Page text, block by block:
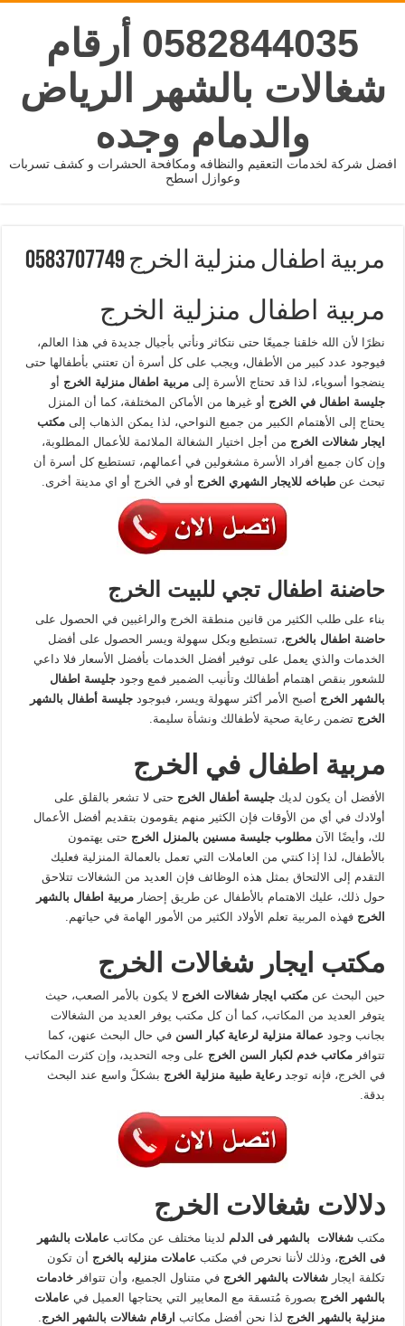
0582844035 أرقام
شغالات بالشهر الرياض
والدمام وجده
افضل شركة لخدمات التعقيم والنظافه ومكافحة الحشرات و كشف تسربات
وعوازل اسطح
مربية اطفال منزلية الخرج 0583707749
مربية اطفال منزلية الخرج
نظرًا لأن الله خلقنا جميعًا حتى نتكاثر ونأتي بأجيال جديدة في هذا العالم،
فيوجود عدد كبير من الأطفال، ويجب على كل أسرة أن تعتني بأطفالها حتى
ينضجوا أسوياء، لذا قد تحتاج الأسرة إلىمربية اطفال منزلية الخرج أو
جليسة اطفال في الخرج أو غيرها من الأماكن المختلفة، كما أن المنزل
يحتاج إلى الأهتمام الكبير من جميع النواحي، لذا يمكن الذهاب إلىمكتب
ايجار شغالات الخرج من أجل اختيار الشغالة الملائمة للأعمال المطلوبة،
وإن كان جميع أفراد الأسرة مشغولين في أعمالهم، تستطيع كل أسرة أن
تبحث عنطباخه للايجار الشهري الخرج أو في الخرج أو اي مدينة أخرى.
حاضنة اطفال تجي للبيت الخرج
بناء على طلب الكثير من قانين منطقة الخرج والراغبين في الحصول على
حاضنة اطفال بالخرج، تستطيع وبكل سهولة ويسر الحصول على أفضل
الخدمات والذي يعمل على توفير أفضل الخدمات بأفضل الأسعار فلا داعي
للشعور بنقص اهتمام أطفالك وتأنيب الضمير فمع وجودجليسة اطفال
بالشهر الخرج أصبح الأمر أكثر سهولة ويسر، فبوجودجليسة أطفال بالشهر
الخرجتضمن رعاية صحية لأطفالك ونشأة سليمة.
مربية اطفال في الخرج
الأفضل أن يكون لديكجليسة أطفال الخرج حتى لا تشعر بالقلق على
أولادك في أي من الأوقات فإن الكثير منهم يقومون بتقديم أفضل الأعمال
لك، وأيضًا الآنمطلوب جليسة مسنين بالمنزل الخرج حتى يهتمون
بالأطفال، لذا إذا كنتي من العاملات التي تعمل بالعمالة المنزلية فعليك
التقدم إلى الالتحاق بمثل هذه الوظائف فإن العديد من الشغالات تتلاحق
حول ذلك، عليك الاهتمام بالأطفال عن طريق إحضارمربية اطفال بالشهر
الخرج فهذه المربية تعلم الأولاد الكثير من الأمور الهامة في حياتهم.
مكتب ايجار شغالات الخرج
حين البحث عنمكتب ايجار شغالات الخرج لا يكون بالأمر الصعب، حيث
يتوفر العديد من المكاتب، كما أن كل مكتب يوفر العديد من الشغالات
بجانب وجود عمالة منزلية لرعاية كبار السن في حال البحث عنهن، كما
تتوافرمكاتب خدم لكبار السن الخرج على وجه التحديد، وإن كثرت المكاتب
في الخرج، فإنه توجدرعاية طبية منزلية الخرج بشكلً واسع عند البحث
بدقة.
دلالات شغالات الخرج
مكتبشغالات بالشهر فى الدلم لدينا مختلف عن مكاتب عاملات بالشهر
فى الخرج، وذلك لأننا نحرص في مكتب عاملات منزليه بالخرج أن تكون
تكلفة ايجار شغالات بالشهر الخرجفي متناول الجميع، وأن تتوافرخادمات
بالشهر الخرج بصورة مُتسقة مع المعايير التي يحتاجها العميل في عاملات
منزلية بالشهر الخرج لذا نحن أفضل مكاتب ارقام شغالات بالشهر الخرج.